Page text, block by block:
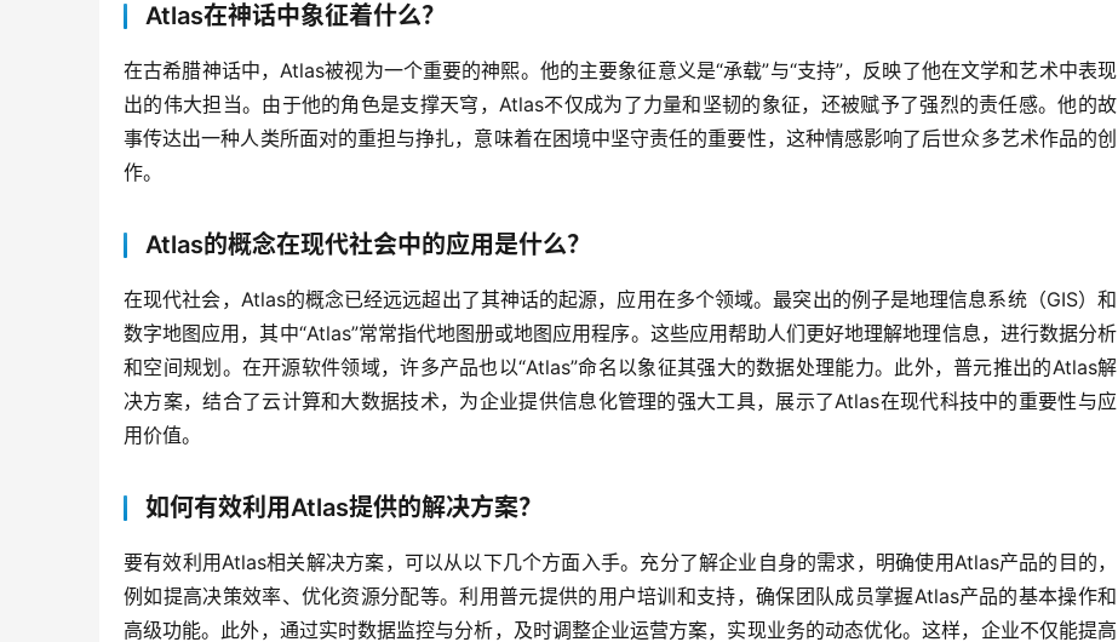
Atlas在神话中象征着什么？
在古希腊神话中，Atlas被视为一个重要的神熙。他的主要象征意义是“承载”与“支持”，反映了他在文学和艺术中表现
出的伟大担当。由于他的角色是支撑天穹，Atlas不仅成为了力量和坚韧的象征，还被赋予了强烈的责任感。他的故
事传达出一种人类所面对的重担与挣扎，意味着在困境中坚守责任的重要性，这种情感影响了后世众多艺术作品的创
作。
Atlas的概念在现代社会中的应用是什么？
在现代社会，Atlas的概念已经远远超出了其神话的起源，应用在多个领域。最突出的例子是地理信息系统（GIS）和
数字地图应用，其中“Atlas”常常指代地图册或地图应用程序。这些应用帮助人们更好地理解地理信息，进行数据分析
和空间规划。在开源软件领域，许多产品也以“Atlas”命名以象征其强大的数据处理能力。此外，普元推出的Atlas解
决方案，结合了云计算和大数据技术，为企业提供信息化管理的强大工具，展示了Atlas在现代科技中的重要性与应
用价值。
如何有效利用Atlas提供的解决方案？
要有效利用Atlas相关解决方案，可以从以下几个方面入手。充分了解企业自身的需求，明确使用Atlas产品的目的，
例如提高决策效率、优化资源分配等。利用普元提供的用户培训和支持，确保团队成员掌握Atlas产品的基本操作和
高级功能。此外，通过实时数据监控与分析，及时调整企业运营方案，实现业务的动态优化。这样，企业不仅能提高